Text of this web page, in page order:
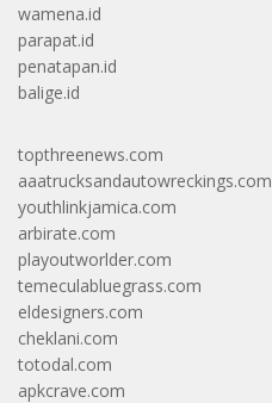
wamena.id
parapat.id
penatapan.id
balige.id
topthreenews.com
aaatrucksandautowreckings.com
youthlinkjamica.com
arbirate.com
playoutworlder.com
temeculabluegrass.com
eldesigners.com
cheklani.com
totodal.com
apkcrave.com